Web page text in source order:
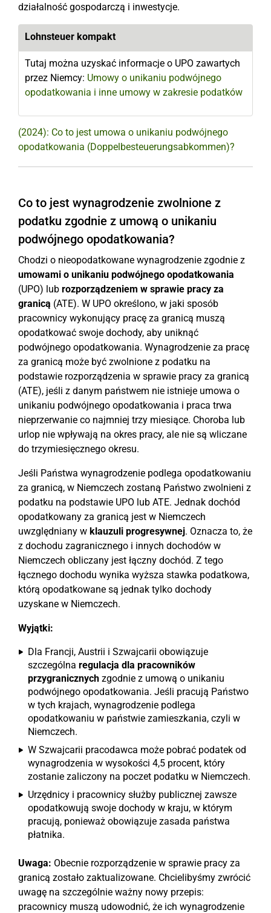
działalność gospodarczą i inwestycje.
Lohnsteuer kompakt
Tutaj można uzyskać informacje o UPO zawartych
przez Niemcy: Umowy o unikaniu podwójnego
opodatkowania i inne umowy w zakresie podatków
(2024): Co to jest umowa o unikaniu podwójnego
opodatkowania (Doppelbesteuerungsabkommen)?
Co to jest wynagrodzenie zwolnione z
podatku zgodnie z umową o unikaniu
podwójnego opodatkowania?
Chodzi o nieopodatkowane wynagrodzenie zgodnie z
umowami o unikaniu podwójnego opodatkowania
(UPO) lub rozporządzeniem w sprawie pracy za
granicą (ATE). W UPO określono, w jaki sposób
pracownicy wykonujący pracę za granicą muszą
opodatkować swoje dochody, aby uniknąć
podwójnego opodatkowania. Wynagrodzenie za pracę
za granicą może być zwolnione z podatku na
podstawie rozporządzenia w sprawie pracy za granicą
(ATE), jeśli z danym państwem nie istnieje umowa o
unikaniu podwójnego opodatkowania i praca trwa
nieprzerwanie co najmniej trzy miesiące. Choroba lub
urlop nie wpływają na okres pracy, ale nie są wliczane
do trzymiesięcznego okresu.
Jeśli Państwa wynagrodzenie podlega opodatkowaniu
za granicą, w Niemczech zostaną Państwo zwolnieni z
podatku na podstawie UPO lub ATE. Jednak dochód
opodatkowany za granicą jest w Niemczech
uwzględniany w klauzuli progresywnej. Oznacza to, że
z dochodu zagranicznego i innych dochodów w
Niemczech obliczany jest łączny dochód. Z tego
łącznego dochodu wynika wyższa stawka podatkowa,
którą opodatkowane są jednak tylko dochody
uzyskane w Niemczech.
Wyjątki:
Dla Francji, Austrii i Szwajcarii obowiązuje
szczególna regulacja dla pracowników
przygranicznych zgodnie z umową o unikaniu
podwójnego opodatkowania. Jeśli pracują Państwo
w tych krajach, wynagrodzenie podlega
opodatkowaniu w państwie zamieszkania, czyli w
Niemczech.
W Szwajcarii pracodawca może pobrać podatek od
wynagrodzenia w wysokości 4,5 procent, który
zostanie zaliczony na poczet podatku w Niemczech.
Urzędnicy i pracownicy służby publicznej zawsze
opodatkowują swoje dochody w kraju, w którym
pracują, ponieważ obowiązuje zasada państwa
płatnika.
Uwaga: Obecnie rozporządzenie w sprawie pracy za
granicą zostało zaktualizowane. Chcielibyśmy zwrócić
uwagę na szczególnie ważny nowy przepis:
pracownicy muszą udowodnić, że ich wynagrodzenie